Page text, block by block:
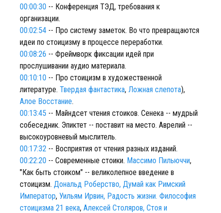
00:00:30 -- Конференция ТЭД, требования к
организации.
00:02:54 -- Про систему заметок. Во что превращаются
идеи по стоицизму в процессе переработки.
00:08:26 -- Фреймворк фиксации идей при
прослушивании аудио материала.
00:10:10 -- Про стоицизм в художественной
литературе. Твердая фантастика, Ложная слепота),
Алое Восстание.
00:13:45 -- Майндсет чтения стоиков. Сенека -- мудрый
собеседник. Эпиктет -- поставит на место. Аврелий --
высокоуровневый мыслитель.
00:17:32 -- Восприятия от чтения разных изданий.
00:22:20 -- Современные стоики. Массимо Пильюччи,
"Как быть стоиком" -- великолепное введение в
стоицизм. Дональд Роберство, Думай как Римский
Император, Уильям Ирвин, Радость жизни. Философия
стоицизма 21 века, Алексей Столяров, Стоя и